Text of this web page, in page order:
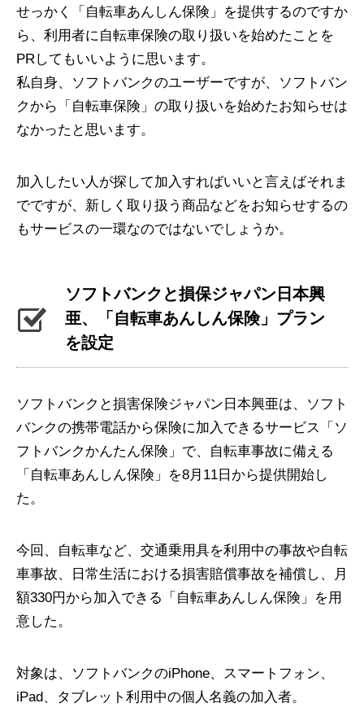
せっかく「自転車あんしん保険」を提供するのですか
ら、利用者に自転車保険の取り扱いを始めたことを
PRしてもいいように思います。
私自身、ソフトバンクのユーザーですが、ソフトバン
クから「自転車保険」の取り扱いを始めたお知らせは
なかったと思います。
加入したい人が探して加入すればいいと言えばそれま
でですが、新しく取り扱う商品などをお知らせするの
もサービスの一環なのではないでしょうか。
ソフトバンクと損保ジャパン日本興
亜、「自転車あんしん保険」プラン
を設定
ソフトバンクと損害保険ジャパン日本興亜は、ソフト
バンクの携帯電話から保険に加入できるサービス「ソ
フトバンクかんたん保険」で、自転車事故に備える
「自転車あんしん保険」を8月11日から提供開始し
た。
今回、自転車など、交通乗用具を利用中の事故や自転
車事故、日常生活における損害賠償事故を補償し、月
額330円から加入できる「自転車あんしん保険」を用
意した。
対象は、ソフトバンクのiPhone、スマートフォン、
iPad、タブレット利用中の個人名義の加入者。